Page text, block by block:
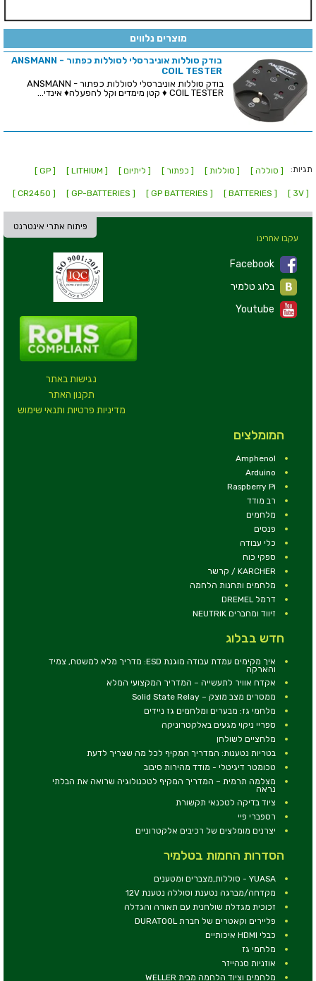
מוצרים נלווים
בודק סוללות אוניברסלי לסוללות כפתור - ANSMANN
COIL TESTER
בודק סוללות אוניברסלי לסוללות כפתור - ANSMANN
COIL TESTER ♦ קטן מימדים וקל להפעלה♦ אינדי...
תגיות: [ סוללה ] [ סוללות ] [ כפתור ] [ ליתיום ] [ LITHIUM ]
[ GP ]
[ 3V ]
[ BATTERIES ]
[ GP BATTERIES ]
[ GP-BATTERIES ]
[ CR2450 ]
פיתוח אתרי אינטרנט
נגישות באתר
תקנון האתר
מדיניות פרטיות ותנאי שימוש
עקבו אחרינו
Facebook
Youtube
המומלצים
Amphenol
Arduino
Raspberry Pi
רב מודד
מלחמים
פנסים
כלי עבודה
ספקי כוח
KARCHER / קרשר
מלחמים ותחנות הלחמה
דרמל DREMEL
זיווד ומחברים NEUTRIK
חדש בבלוג
איך מקימים עמדת עבודה מוגנת ESD: מדריך מלא למשטח, צמיד
והארקה
אקדח אוויר לתעשייה – המדריך המקצועי המלא
ממסרים מצב מוצק – Solid State Relay
מלחמי גז: מבערים ומלחמים גז ניידים
ספריי ניקוי מגעים באלקטרוניקה
מלחציים לשולחן
בטריות נטענות: המדריך המקיף לכל מה שצריך לדעת
טכומטר דיגיטלי - מודד מהירות סיבוב
מצלמה תרמית – המדריך המקיף לטכנולוגיה שרואה את הבלתי
נראה
ציוד בדיקה לטכנאי תקשורת
רספברי פיי
יצרנים מומלצים של רכיבים אלקטרוניים
הסדרות החמות בטלמיר
YUASA - סוללות,מצברים ומטענים
מקדחה/מברגה נטענת וסוללה נטענת 12V
זכוכית מגדלת שולחנית עם תאורה והגדלה
פליירים וקאטרים של חברת DURATOOL
כבלי HDMI איכותיים
מלחמי גז
אוזניות סנהייזר
מלחמים וציוד הלחמה מבית WELLER